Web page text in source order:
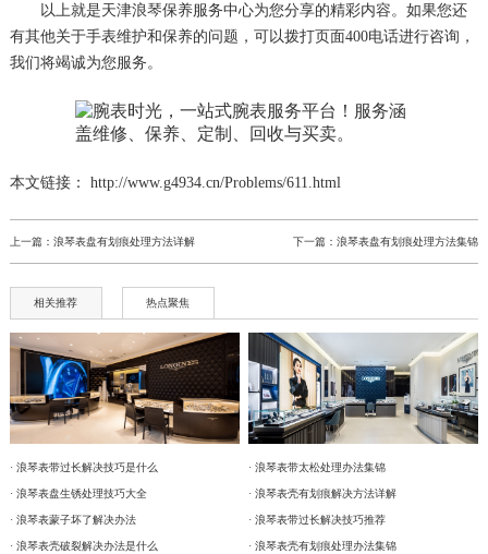
以上就是天津浪琴保养服务中心为您分享的精彩内容。如果您还
有其他关于手表维护和保养的问题，可以拨打页面400电话进行咨询，
我们将竭诚为您服务。
本文链接： http://www.g4934.cn/Problems/611.html
上一篇： 浪琴表盘有划痕处理方法详解 下一篇：浪琴表盘有划痕处理方法集锦
相关推荐 热点聚焦
· 浪琴表带过长解决技巧是什么
· 浪琴表盘生锈处理技巧大全
· 浪琴表蒙子坏了解决办法
· 浪琴表壳破裂解决办法是什么
· 浪琴表带太松处理办法集锦
· 浪琴表壳有划痕解决方法详解
· 浪琴表带过长解决技巧推荐
· 浪琴表壳有划痕处理办法集锦